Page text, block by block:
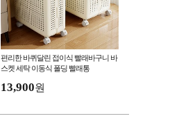
편리한 바퀴달린 접이식 빨래바구니 바
스켓 세탁 이동식 폴딩 빨래통
13,900원